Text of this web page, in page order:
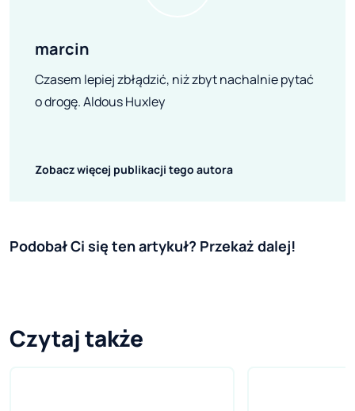
marcin
Czasem lepiej zbłądzić, niż zbyt nachalnie pytać
o drogę. Aldous Huxley
Zobacz więcej publikacji tego autora
Podobał Ci się ten artykuł? Przekaż dalej!
Czytaj także